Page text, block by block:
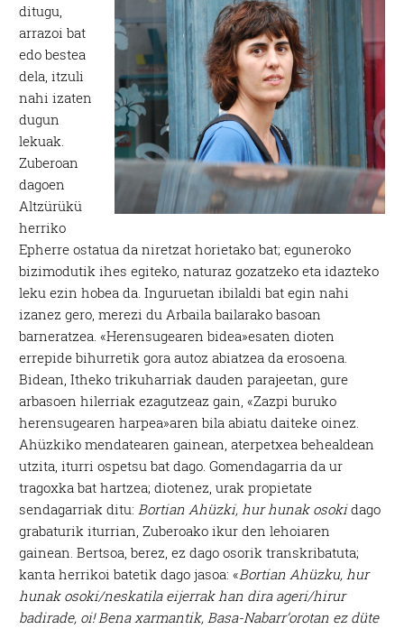
ditugu,
arrazoi bat
edo bestea
dela, itzuli
nahi izaten
dugun
lekuak.
Zuberoan
dagoen
Altzürükü
herriko
Epherre ostatua da niretzat horietako bat; eguneroko
bizimodutik ihes egiteko, naturaz gozatzeko eta idazteko
leku ezin hobea da. Inguruetan ibilaldi bat egin nahi
izanez gero, merezi du Arbaila bailarako basoan
barneratzea. «Herensugearen bidea»esaten dioten
errepide bihurretik gora autoz abiatzea da erosoena.
Bidean, Itheko trikuharriak dauden parajeetan, gure
arbasoen hilerriak ezagutzeaz gain, «Zazpi buruko
herensugearen harpea»aren bila abiatu daiteke oinez.
Ahüzkiko mendatearen gainean, aterpetxea behealdean
utzita, iturri ospetsu bat dago. Gomendagarria da ur
tragoxka bat hartzea; diotenez, urak propietate
sendagarriak ditu:Bortian Ahüzki, hur hunak osokidago
grabaturik iturrian, Zuberoako ikur den lehoiaren
gainean. Bertsoa, berez, ez dago osorik transkribatuta;
kanta herrikoi batetik dago jasoa: «Bortian Ahüzku, hur
hunak osoki/neskatila eijerrak han dira ageri/hirur
badirade, oi! Bena xarmantik, Basa-Nabarr’orotan ez düte